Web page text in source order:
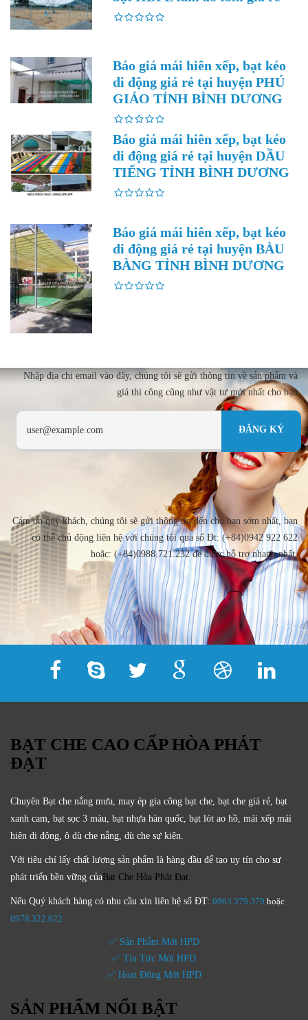
Báo giá mái hiên xếp, bạt kéo
di động giá rẻ tại huyện PHÚ
GIÁO TỈNH BÌNH DƯƠNG
Báo giá mái hiên xếp, bạt kéo
di động giá rẻ tại huyện DẦU
TIẾNG TỈNH BÌNH DƯƠNG
Báo giá mái hiên xếp, bạt kéo
di động giá rẻ tại huyện BÀU
BÀNG TỈNH BÌNH DƯƠNG
Nhập địa chi email vào đây, chúng tôi sẽ gửi thông tin về sản phẩm và
giá thi công cũng như vật tư mới nhất cho bạn
Cảm ơn quý khách, chúng tôi sẽ gửi thông tin đến cho bạn sớm nhất, bạn
có thể chủ động liên hệ với chúng tôi qua số Đt: (+84)0942 922 622
hoặc: (+84)0988.721.232 để được hỗ trợ nhanh nhất.
BẠT CHE CAO CẤP HÒA PHÁT
ĐẠT
Chuyên Bạt che nắng mưa, may ép gia công bạt che, bạt che giá rẻ, bạt
xanh cam, bạt sọc 3 màu, bạt nhựa hàn quốc, bạt lót ao hồ, mái xếp mái
hiên di động, ô dù che nắng, dù che sự kiện.
Với tiêu chí lấy chất lượng sản phẩm là hàng đầu để tạo uy tín cho sự
phát triển bền vững củaBạt Che Hòa Phát Đạt.
Nếu Quý khách hàng có nhu cầu xin liên hệ số ĐT: 0963.379.379 hoặc
0978.322.622
✅ Sản Phẩm Mới HPD
✅ Tin Tức Mới HPD
✅ Hoạt Động Mới HPD
SẢN PHẨM NỔI BẬT